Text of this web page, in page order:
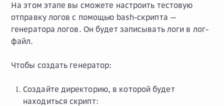
На этом этапе вы сможете настроить тестовую
отправку логов с помощью bash-скрипта —
генератора логов. Он будет записывать логи в лог-
файл.
Чтобы создать генератор:
Создайте директорию, в которой будет
находиться скрипт: